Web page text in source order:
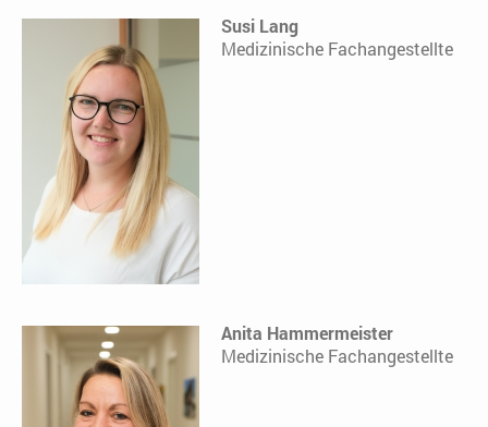
Susi Lang
Medizinische Fachangestellte
Anita Hammermeister
Medizinische Fachangestellte